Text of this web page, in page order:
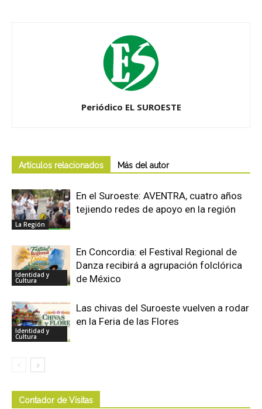
Periódico EL SUROESTE
Artículos relacionados Más del autor
La Región
En el Suroeste: AVENTRA, cuatro años
tejiendo redes de apoyo en la región
Identidad y
Cultura
En Concordia: el Festival Regional de
Danza recibirá a agrupación folclórica
de México
Identidad y
Cultura
Las chivas del Suroeste vuelven a rodar
en la Feria de las Flores
Contador de Visitas